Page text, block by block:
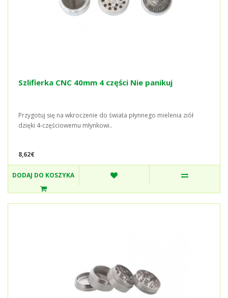
Szlifierka CNC 40mm 4 części Nie panikuj
Przygotuj się na wkroczenie do świata płynnego mielenia ziół
dzięki 4-częściowemu młynkowi..
8,62€
DODAJ DO KOSZYKA